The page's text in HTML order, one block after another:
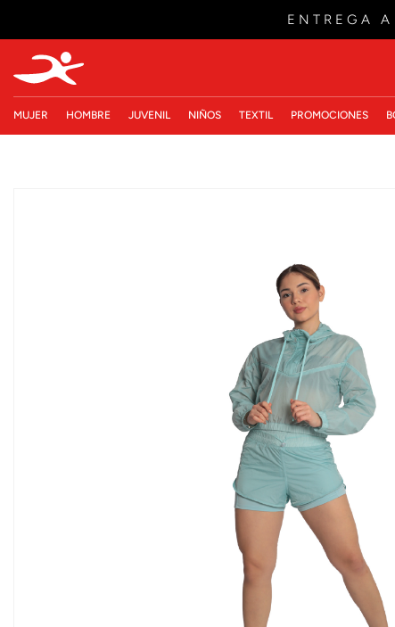
ENTREGA
MUJER HOMBRE JUVENIL NIÑOS TEXTIL PROMOCIONES